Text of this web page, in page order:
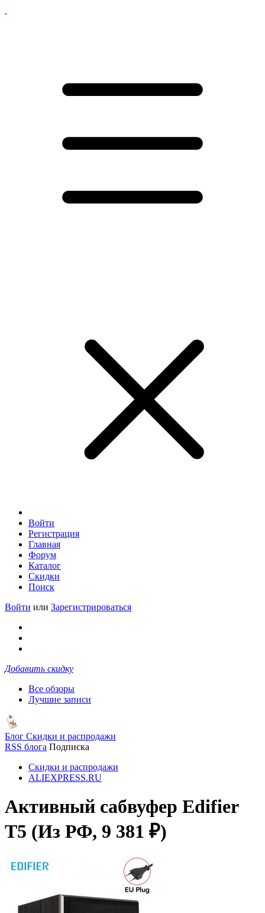
Войти
Регистрация
Главная
Форум
Каталог
Скидки
Поиск
Войти или Зарегистрироваться
Добавить скидку
Все обзоры
Лучшие записи
Блог Скидки и распродажи
RSS блога Подписка
Скидки и распродажи
ALIEXPRESS.RU
Активный сабвуфер Edifier
T5 (Из РФ, 9 381 ₽)